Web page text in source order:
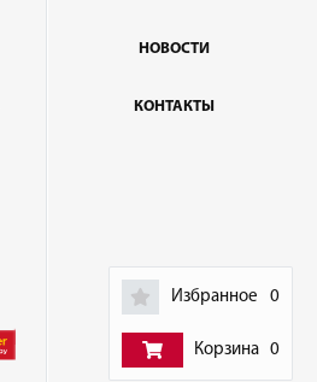
Избранное 0
Корзина 0
НОВОСТИ
КОНТАКТЫ